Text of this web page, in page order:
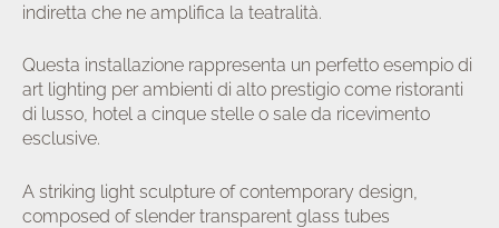
indiretta che ne amplifica la teatralità.
Questa installazione rappresenta un perfetto esempio di
art lighting per ambienti di alto prestigio come ristoranti
di lusso, hotel a cinque stelle o sale da ricevimento
esclusive.
A striking light sculpture of contemporary design,
composed of slender transparent glass tubes